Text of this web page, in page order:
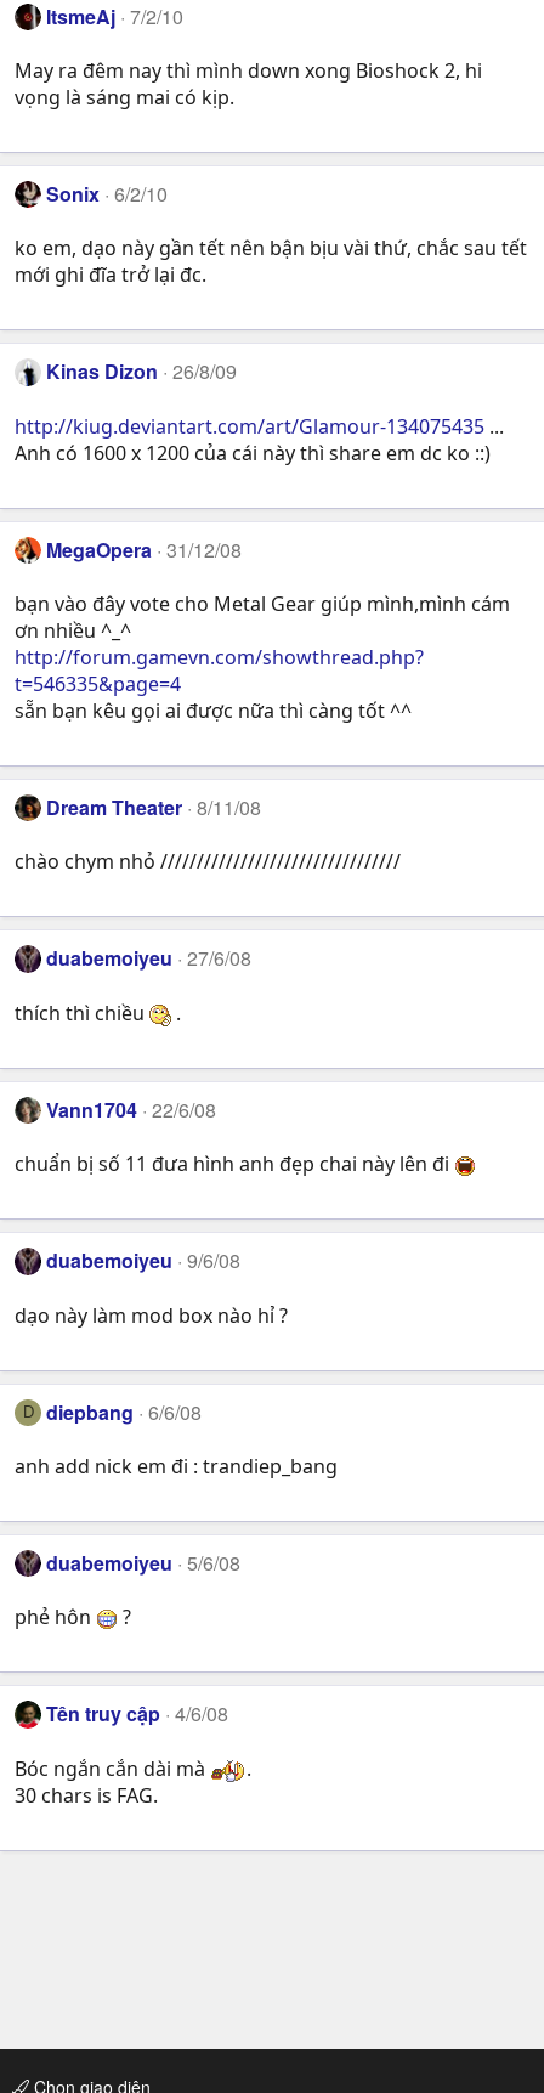
ItsmeAj 7/2/10
May ra đêm nay thì mình down xong Bioshock 2, hi
vọng là sáng mai có kịp.
Sonix 6/2/10
ko em, dạo này gần tết nên bận bịu vài thứ, chắc sau tết
mới ghi đĩa trở lại đc.
Kinas Dizon 26/8/09
http://kiug.deviantart.com/art/Glamour-134075435 ...
Anh có 1600 x 1200 của cái này thì share em dc ko ::)
MegaOpera 31/12/08
bạn vào đây vote cho Metal Gear giúp mình,mình cám
ơn nhiều ^_^
http://forum.gamevn.com/showthread.php?
t=546335&page=4
sẵn bạn kêu gọi ai được nữa thì càng tốt ^^
Dream Theater 8/11/08
chào chym nhỏ /////////////////////////////////
duabemoiyeu 27/6/08
thích thì chiều .
Vann1704 22/6/08
chuẩn bị số 11 đưa hình anh đẹp chai này lên đi
duabemoiyeu 9/6/08
dạo này làm mod box nào hỉ ?
D diepbang 6/6/08
anh add nick em đi : trandiep_bang
duabemoiyeu 5/6/08
phẻ hôn ?
Tên truy cập 4/6/08
Bóc ngắn cắn dài mà
.
30 chars is FAG.
Chọn giao diện